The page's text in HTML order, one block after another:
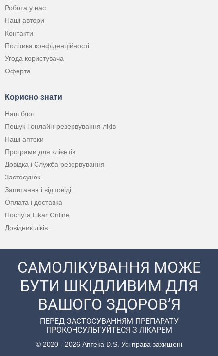
Робота у нас
Наші автори
Контакти
Політика конфіденційності
Угода користувача
Оферта
Корисно знати
Наш блог
Пошук і онлайн-резервування ліків
Наші аптеки
Програми для клієнтів
Довідка і Служба резервування
Застосунок
Запитання і відповіді
Оплата і доставка
Послуга Likar Online
Довідник ліків
САМОЛІКУВАННЯ МОЖЕ
БУТИ ШКІДЛИВИМ ДЛЯ
ВАШОГО ЗДОРОВ’Я
ПЕРЕД ЗАСТОСУВАННЯМ ПРЕПАРАТУ
ПРОКОНСУЛЬТУЙТЕСЯ З ЛІКАРЕМ
© 2020 - 2026 Аптека D.S. Усі права захищені